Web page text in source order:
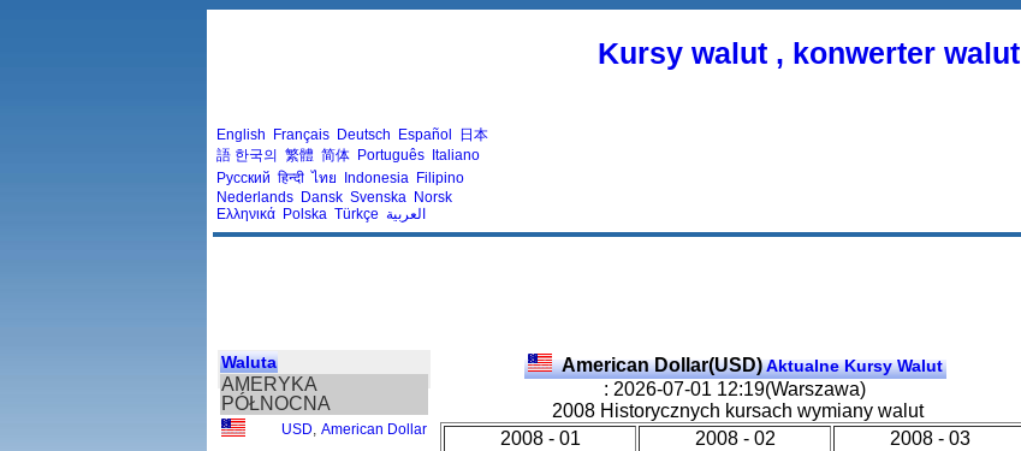
Kursy walut , konwerter walut
English Français Deutsch Español
日本
語 한국의 繁體 简体 Português Italiano
Русский हिन्दी ไทย Indonesia Filipino
Nederlands Dansk Svenska Norsk
Ελληνικά Polska Türkçe العربية
Waluta
AMERYKA
PÓŁNOCNA
USD American Dollar
American Dollar(USD)Aktualne Kursy Walut
: 2026-07-01 12:19(Warszawa)
2008 Historycznych kursach wymiany walut
2008 - 01
2008 - 02
2008 - 03